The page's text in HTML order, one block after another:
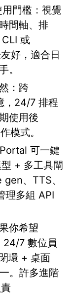
門檻：視覺
間軸、排
或
好，適合日
。
：跨
，24/7 排程
使用後
模式。
可一鍵
+ 多工具閘
、TTS、
理多組 API
你希望
7 數位員
環 + 桌面
。許多進階